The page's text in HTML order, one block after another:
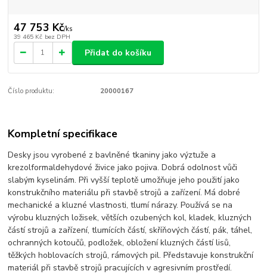
47 753 Kč/ks
39 465 Kč bez DPH
Přidat do košíku
Číslo produktu: 20000167
Kompletní specifikace
Desky jsou vyrobené z bavlněné tkaniny jako výztuže a
krezolformaldehydové živice jako pojiva. Dobrá odolnost vůči
slabým kyselinám. Při vyšší teplotě umožňuje jeho použití jako
konstrukčního materiálu při stavbě strojů a zařízení. Má dobré
mechanické a kluzné vlastnosti, tlumí nárazy. Používá se na
výrobu kluzných ložisek, větších ozubených kol, kladek, kluzných
částí strojů a zařízení, tlumících částí, skříňových částí, pák, táhel,
ochranných kotoučů, podložek, obložení kluzných částí lisů,
těžkých hoblovacích strojů, rámových pil. Představuje konstrukční
materiál při stavbě strojů pracujících v agresivním prostředí.